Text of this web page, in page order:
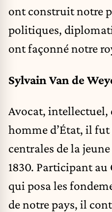
ont construit notre
politiques,
ont façonné notre
Sylvain Van de
Avocat, intellectuel,
homme d’État, il fut
centrales de la
1830. Participant
qui posa les
de notre pays, il